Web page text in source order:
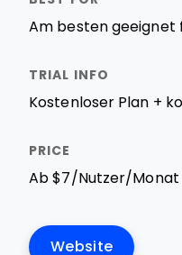
Am besten
Kostenloser Plan +
Ab $7/Nutzer/
Website